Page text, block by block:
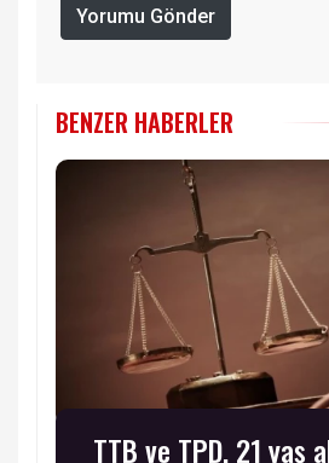
Yorumu Gönder
BENZER HABERLER
TTB ve TPD, 21 yaş